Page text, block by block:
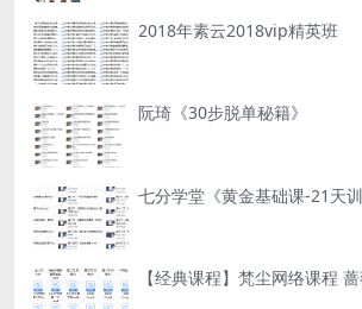
2018年素云2018vip精英班
阮琦《30步脱单秘籍》
七分学堂《黄金基础课-21天训
【经典课程】梵尘网络课程